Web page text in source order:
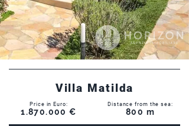
Villa Matilda
Price in Euro:
1.870.000 €
Distance from the sea:
800 m